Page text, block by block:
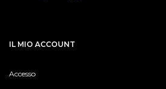
IL MIO ACCOUNT
Accesso